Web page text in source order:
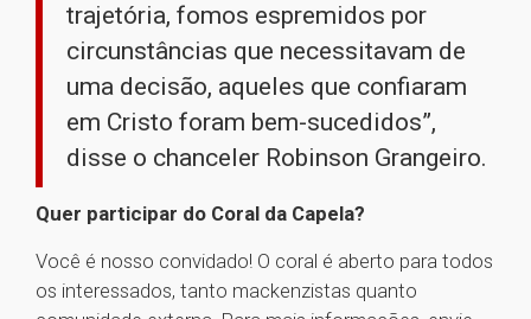
trajetória, fomos espremidos por
circunstâncias que necessitavam de
uma decisão, aqueles que confiaram
em Cristo foram bem-sucedidos”,
disse o chanceler Robinson Grangeiro.
Quer participar do Coral da Capela?
Você é nosso convidado! O coral é aberto para todos
os interessados, tanto mackenzistas quanto